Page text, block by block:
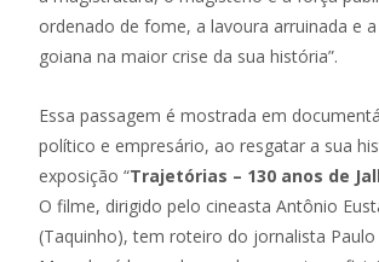
ordenado de fome, a lavoura arruinada e
goiana na maior crise da sua história”.
Essa passagem é mostrada em
político e empresário, ao resgatar a sua
exposição “Trajetórias – 130 anos de
O filme, dirigido pelo cineasta Antônio
(Taquinho), tem roteiro do jornalista Paulo